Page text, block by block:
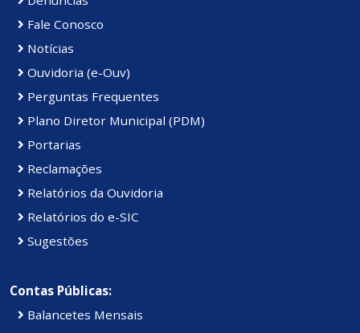
Fale Conosco
Notícias
Ouvidoria (e-Ouv)
Perguntas Frequentes
Plano Diretor Municipal (PDM)
Portarias
Reclamações
Relatórios da Ouvidoria
Relatórios do e-SIC
Sugestões
Contas Públicas:
Balancetes Mensais